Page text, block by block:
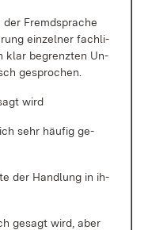
Fremd­spra­che
ein­zel­ner fach­li­
klar be­grenz­ten Un­
ge­spro­chen.
wird
sehr häu­fig ge­
der Hand­lung in ih­
ge­sagt wird, aber